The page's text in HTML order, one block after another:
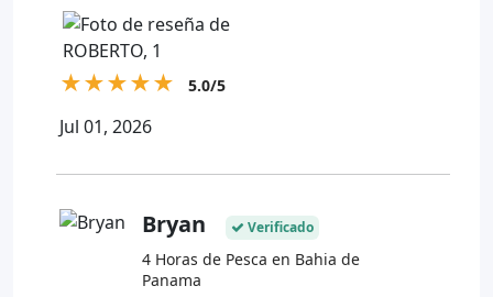
★★★★★ 5.0/5
Jul 01, 2026
Bryan Verificado
4 Horas de Pesca en Bahia de
Panama